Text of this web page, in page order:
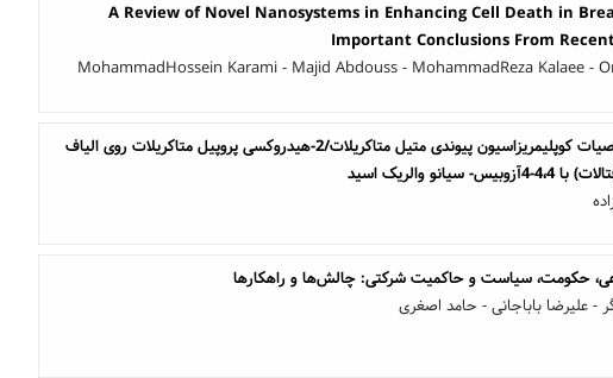
A Review of Novel Nanosystems in Enhancing Cell Death in
Important Conclusions From
MohammadHossein Karami - Majid Abdouss - MohammadReza Kalaee -
سنتز و خصوصیات کوپلیمریزاسیون پیوندی متیل متاکریلات/2-هیدروکسی پروپیل متاکریلات روی الیاف
سیانو والریک اسید
حکومت، سیاست و حاکمیت شرکتی: چالش‌ها و راهکارها
- علیرضا باباجانی - حامد اصغری